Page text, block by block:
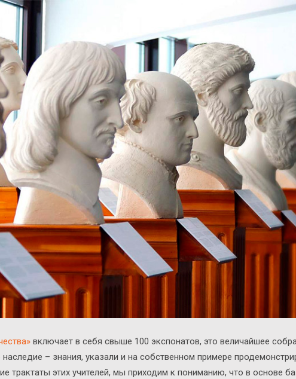
включает в себя свыше 100 экспонатов, это величайшее
– знания, указали и на собственном примере
трактаты этих учителей, мы приходим к пониманию, что в основе